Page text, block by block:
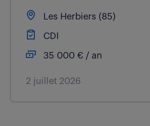
Les Herbiers (85)
CDI
35 000 € / an
2 juillet 2026